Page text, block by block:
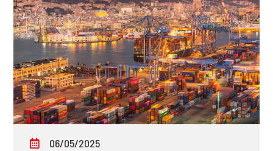
06/05/2025